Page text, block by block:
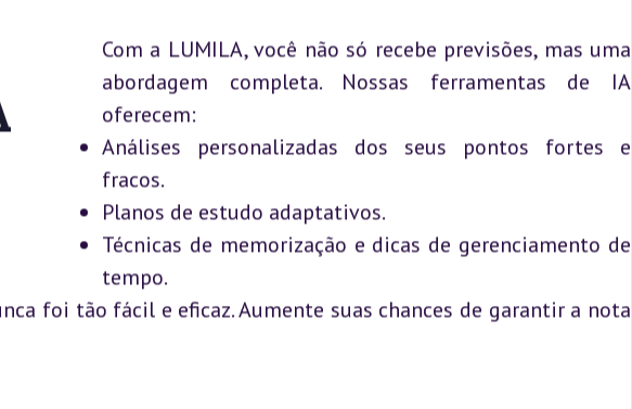
Com a LUMILA, você não só recebe previsões, mas uma
abordagem completa. Nossas ferramentas de IA
oferecem:
Análises personalizadas dos seus pontos fortes e
fracos.
Planos de estudo adaptativos.
Técnicas de memorização e dicas de gerenciamento de
tempo.
foi tão fácil e eficaz. Aumente suas chances de garantir a nota